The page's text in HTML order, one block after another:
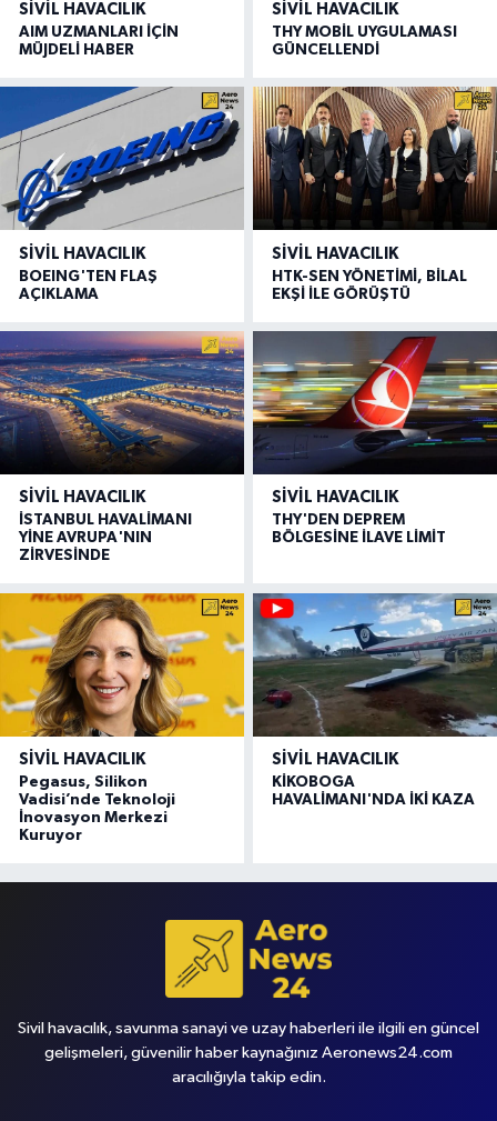
SIVIL HAVACILIK
AIM UZMANLARI İÇİN
MÜJDELİ HABER
SIVIL HAVACILIK
THY MOBİL UYGULAMASI
GÜNCELLENDİ
SIVIL HAVACILIK
BOEING'TEN FLAŞ
AÇIKLAMA
SIVIL HAVACILIK
HTK-SEN YÖNETİMİ, BİLAL
EKŞİ İLE GÖRÜŞTÜ
SIVIL HAVACILIK
İSTANBUL HAVALİMANI
YİNE AVRUPA'NIN
ZİRVESİNDE
SIVIL HAVACILIK
THY'DEN DEPREM
BÖLGESİNE İLAVE LİMİT
SIVIL HAVACILIK
Pegasus, Silikon
Vadisi’nde Teknoloji
İnovasyon Merkezi
Kuruyor
SIVIL HAVACILIK
KİKOBOGA
HAVALİMANI'NDA İKİ KAZA
Sivil havacılık, savunma sanayi ve uzay haberleri ile ilgili en güncel
gelişmeleri, güvenilir haber kaynağınız Aeronews24.com
aracılığıyla takip edin.